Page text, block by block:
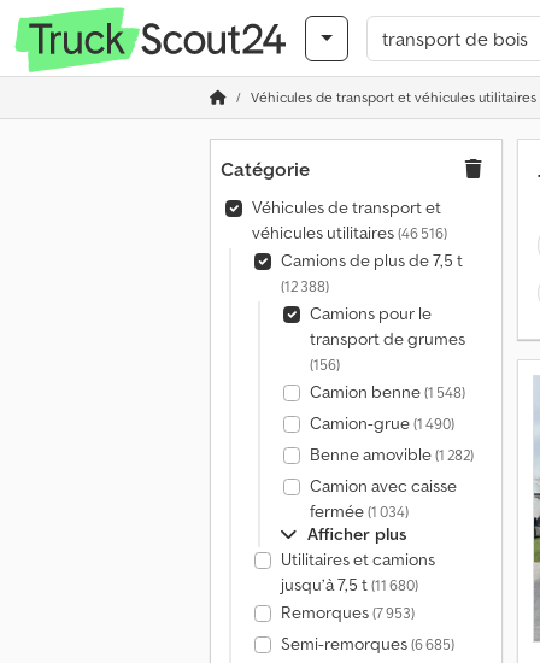
Véhicules de transport et véhicules utilitaires
Catégorie
Véhicules de transport et
véhicules utilitaires(46 516)
Camions de plus de 7,5 t
(12 388)
Camions pour le
transport de grumes
(156)
Camion benne(1 548)
Camion-grue(1 490)
Benne amovible(1 282)
Camion avec caisse
fermée(1 034)
Afficher plus
Utilitaires et camions
jusqu’à 7,5 t(11 680)
Remorques(7 953)
Semi-remorques(6 685)